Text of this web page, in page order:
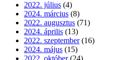
2022. július (4)
2024. március (8)
2022. augusztus (71)
2024. április (13)
2022. szeptember (16)
2024. május (15)